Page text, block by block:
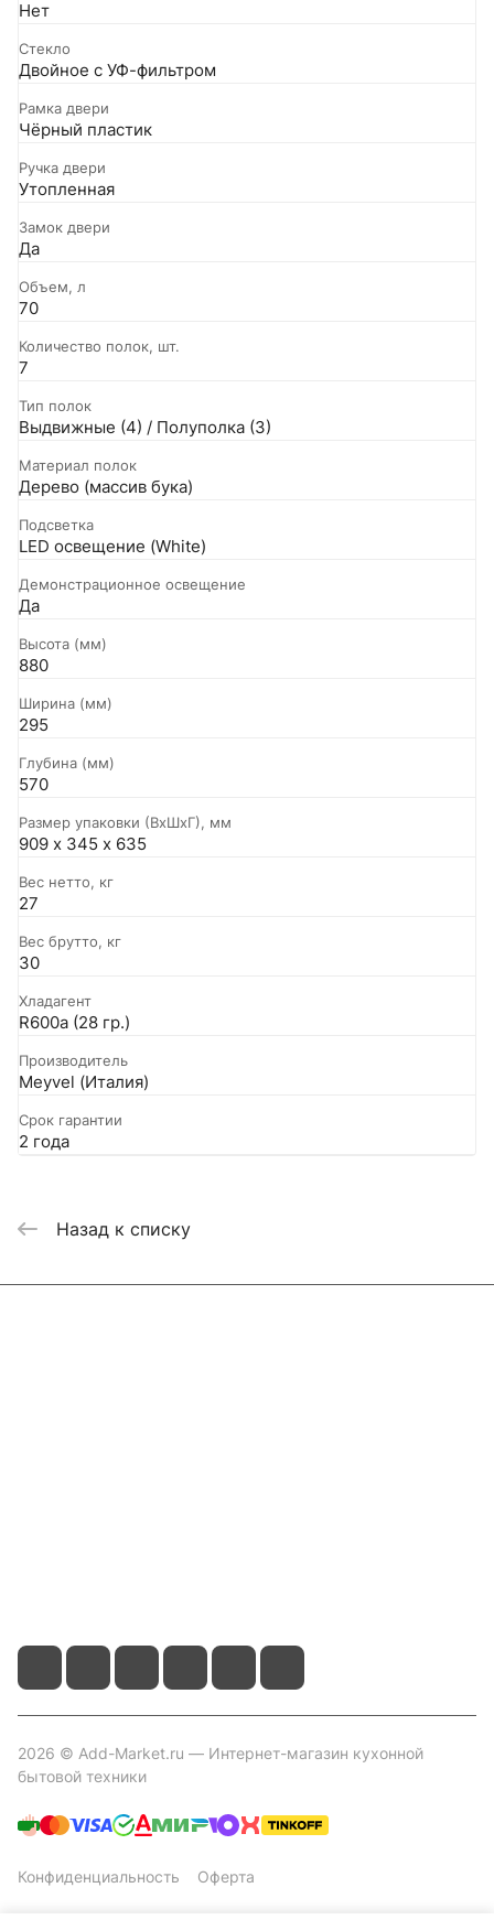
Нет
Стекло
Двойное с УФ-фильтром
Рамка двери
Чёрный пластик
Ручка двери
Утопленная
Замок двери
Да
Объем, л
70
Количество полок, шт.
7
Тип полок
Выдвижные (4) / Полуполка (3)
Материал полок
Дерево (массив бука)
Подсветка
LED освещение (White)
Демонстрационное освещение
Да
Высота (мм)
880
Ширина (мм)
295
Глубина (мм)
570
Размер упаковки (ВxШxГ), мм
909 х 345 х 635
Вес нетто, кг
27
Вес брутто, кг
30
Хладагент
R600a (28 гр.)
Производитель
Meyvel (Италия)
Срок гарантии
2 года
Назад к списку
2026 © Add-Market.ru — Интернет-магазин кухонной
бытовой техники
Конфиденциальность Оферта